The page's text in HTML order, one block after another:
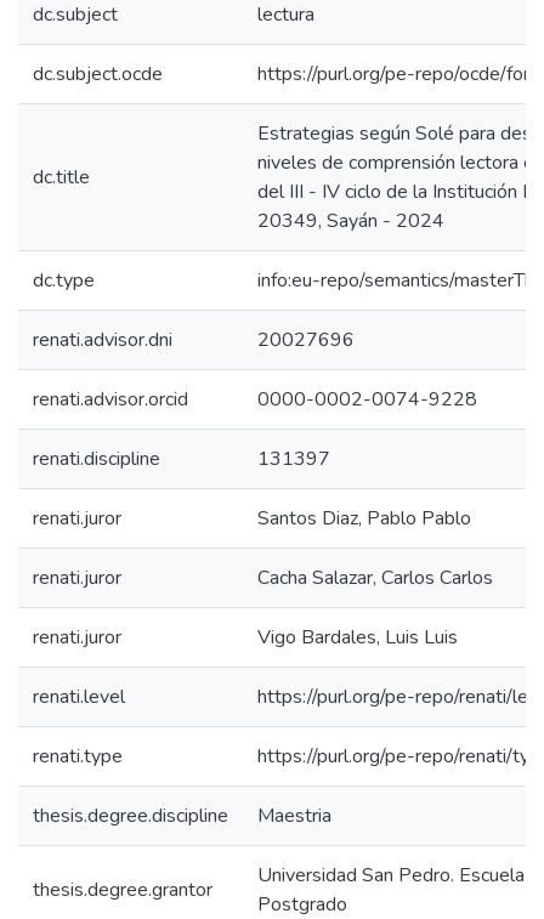
dc.subject lectura
dc.subject.ocde https://purl.org/pe-repo/ocde/
dc.title
Estrategias según Solé para
niveles de comprensión lectora
del III - IV ciclo de la Institución
20349, Sayán - 2024
dc.type info:eu-repo/semantics/
renati.advisor.dni 20027696
renati.advisor.orcid 0000-0002-0074-9228
renati.discipline 131397
renati.juror Santos Diaz, Pablo Pablo
renati.juror Cacha Salazar, Carlos Carlos
renati.juror Vigo Bardales, Luis Luis
renati.level https://purl.org/pe-repo/renati/
renati.type https://purl.org/pe-repo/renati/
thesis.degree.discipline Maestria
thesis.degree.grantor
Universidad San Pedro. Escuela
Postgrado